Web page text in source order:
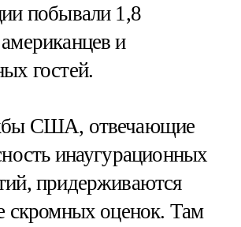
побывали 1,8
и
гостей.
США, отвечающие
инаугурационных
придерживаются
скромных оценок. Там